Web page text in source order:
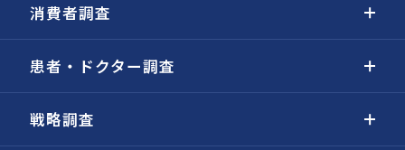
消費者調査
患者・ドクター調査
戦略調査